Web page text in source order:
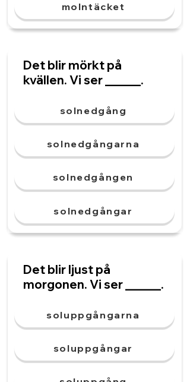
molntäcket
Det blir mörkt på
kvällen. Vi ser ______.
solnedgång
solnedgångarna
solnedgången
solnedgångar
Det blir ljust på
morgonen. Vi ser ______.
soluppgångarna
soluppgångar